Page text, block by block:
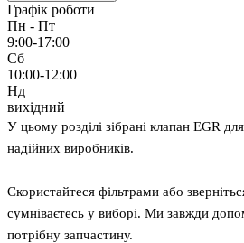
Графік роботи
Пн - Пт
9:00-17:00
Сб
10:00-12:00
Нд
вихідний
У цьому розділі зібрані клапан EGR
надійних виробників.
Скористайтеся фільтрами або
сумніваєтесь у виборі. Ми завжди
потрібну запчастину.